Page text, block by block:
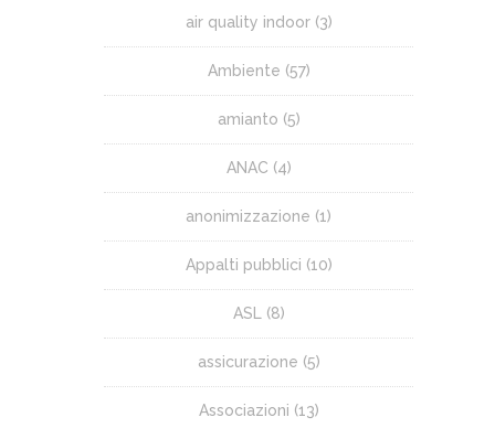
air quality indoor(3)
Ambiente (57)
amianto (5)
ANAC (4)
anonimizzazione (1)
Appalti pubblici (10)
ASL (8)
assicurazione (5)
Associazioni (13)